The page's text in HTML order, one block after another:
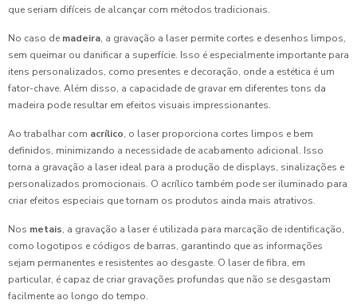
que seriam difíceis de alcançar com métodos tradicionais.
No caso de madeira, a gravação a laser permite cortes e desenhos limpos,
sem queimar ou danificar a superfície. Isso é especialmente importante para
itens personalizados, como presentes e decoração, onde a estética é um
fator-chave. Além disso, a capacidade de gravar em diferentes tons da
madeira pode resultar em efeitos visuais impressionantes.
Ao trabalhar com acrílico, o laser proporciona cortes limpos e bem
definidos, minimizando a necessidade de acabamento adicional. Isso
torna a gravação a laser ideal para a produção de displays, sinalizações e
personalizados promocionais. O acrílico também pode ser iluminado para
criar efeitos especiais que tornam os produtos ainda mais atrativos.
Nos metais, a gravação a laser é utilizada para marcação de identificação,
como logotipos e códigos de barras, garantindo que as informações
sejam permanentes e resistentes ao desgaste. O laser de fibra, em
particular, é capaz de criar gravações profundas que não se desgastam
facilmente ao longo do tempo.